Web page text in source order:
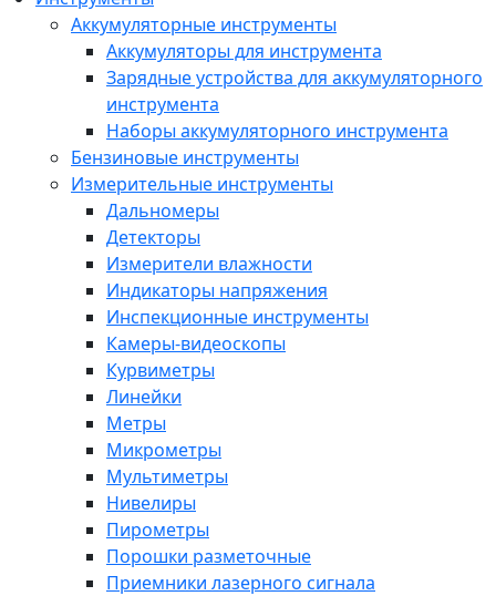
Аккумуляторные инструменты
Аккумуляторы для инструмента
Зарядные устройства для аккумуляторного
инструмента
Наборы аккумуляторного инструмента
Бензиновые инструменты
Измерительные инструменты
Дальномеры
Детекторы
Измерители влажности
Индикаторы напряжения
Инспекционные инструменты
Камеры-видеоскопы
Курвиметры
Линейки
Метры
Микрометры
Мультиметры
Нивелиры
Пирометры
Порошки разметочные
Приемники лазерного сигнала